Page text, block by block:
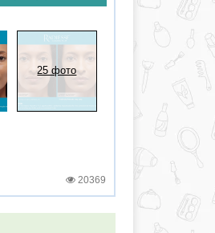
25 фото
20369